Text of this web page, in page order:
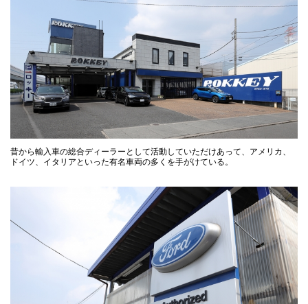
昔から輸入車の総合ディーラーとして活動していただけあって、アメリカ、
ドイツ、イタリアといった有名車両の多くを手がけている。